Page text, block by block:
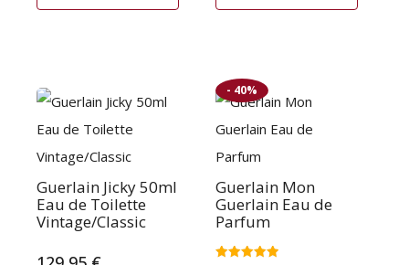
op
Guerlain Jicky 50ml
Eau de Toilette
Vintage/Classic
- 40%
Guerlain Mon
Guerlain Eau de
Parfum
Dit
product
heeft
meerdere
variaties.